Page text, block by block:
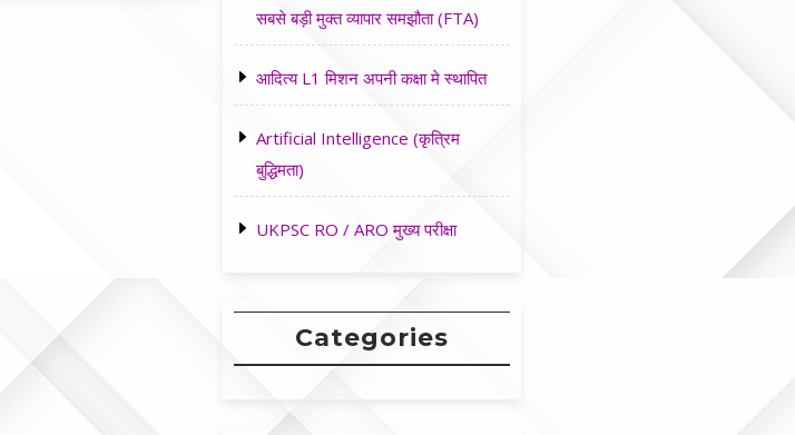
सबसे बड़ी मुक्त व्यापार समझौता (FTA)
आदित्य L1 मिशन अपनी कक्षा मे स्थापित
Artificial Intelligence (कृत्रिम
बुद्धिमता)
UKPSC RO / ARO मुख्य परीक्षा
Categories